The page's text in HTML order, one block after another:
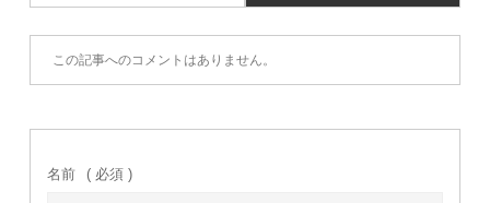
この記事へのコメントはありません。
名前 ( 必須 )